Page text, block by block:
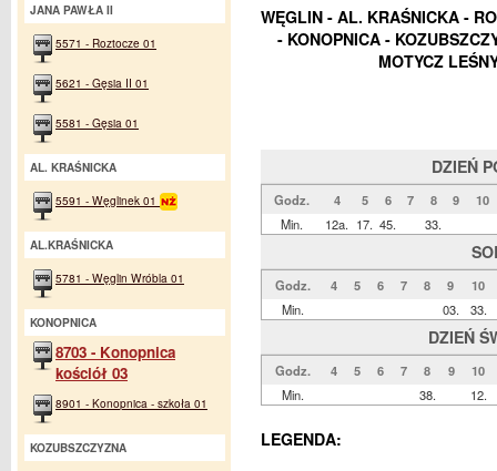
WĘGLIN - AL. KRAŚNICKA -
- KONOPNICA -
MOTYCZ
DZIEŃ
Godz. 4 5 6 7 8 9
10
Min.
12a. 17. 45. 33.
Godz. 4 5 6 7 8 9
10
Min.
03. 33.
DZIEŃ
Godz. 4 5 6 7 8 9
10
Min.
38. 12.
LEGENDA:
JANA PAWŁA II
5571 - Roztocze 01
5621 - Gęsia II 01
5581 - Gęsia 01
AL. KRAŚNICKA
5591 - Węglinek 01
AL.KRAŚNICKA
5781 - Węglin Wróbla 01
KONOPNICA
8703 - Konopnica
kościół 03
8901 - Konopnica - szkoła 01
KOZUBSZCZYZNA